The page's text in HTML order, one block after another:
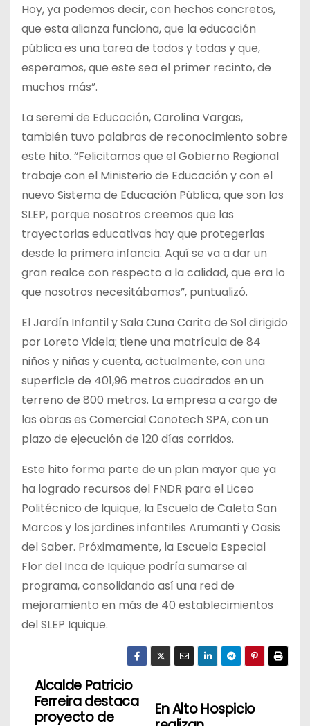
Hoy, ya podemos decir, con hechos concretos,
que esta alianza funciona, que la educación
pública es una tarea de todos y todas y que,
esperamos, que este sea el primer recinto, de
muchos más”.
La seremi de Educación, Carolina Vargas,
también tuvo palabras de reconocimiento sobre
este hito. “Felicitamos que el Gobierno Regional
trabaje con el Ministerio de Educación y con el
nuevo Sistema de Educación Pública, que son los
SLEP, porque nosotros creemos que las
trayectorias educativas hay que protegerlas
desde la primera infancia. Aquí se va a dar un
gran realce con respecto a la calidad, que era lo
que nosotros necesitábamos”, puntualizó.
El Jardín Infantil y Sala Cuna Carita de Sol dirigido
por Loreto Videla; tiene una matrícula de 84
niños y niñas y cuenta, actualmente, con una
superficie de 401,96 metros cuadrados en un
terreno de 800 metros. La empresa a cargo de
las obras es Comercial Conotech SPA, con un
plazo de ejecución de 120 días corridos.
Este hito forma parte de un plan mayor que ya
ha logrado recursos del FNDR para el Liceo
Politécnico de Iquique, la Escuela de Caleta San
Marcos y los jardines infantiles Arumanti y Oasis
del Saber. Próximamente, la Escuela Especial
Flor del Inca de Iquique podría sumarse al
programa, consolidando así una red de
mejoramiento en más de 40 establecimientos
del SLEP Iquique.
N
En Alto Hospicio
Alcalde Patricio
Ferreira destaca
proyecto de